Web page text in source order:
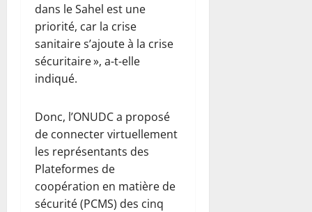
dans le Sahel est une
priorité, car la crise
sanitaire s’ajoute à la crise
sécuritaire », a-t-elle
indiqué.
Donc, l’ONUDC a proposé
de connecter virtuellement
les représentants des
Plateformes de
coopération en matière de
sécurité (PCMS) des cinq